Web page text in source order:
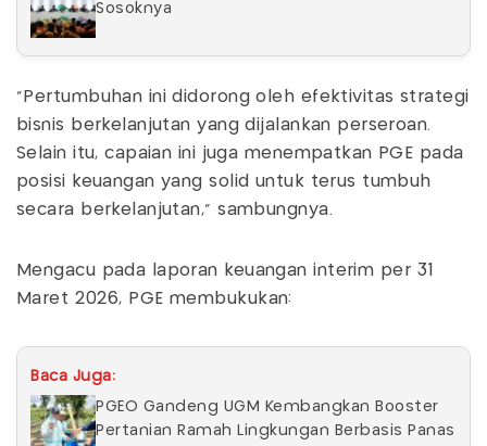
Sosoknya
“Pertumbuhan ini didorong oleh efektivitas strategi
bisnis berkelanjutan yang dijalankan perseroan.
Selain itu, capaian ini juga menempatkan PGE pada
posisi keuangan yang solid untuk terus tumbuh
secara berkelanjutan,” sambungnya.
Mengacu pada laporan keuangan interim per 31
Maret 2026, PGE membukukan:
Baca Juga:
PGEO Gandeng UGM Kembangkan Booster
Pertanian Ramah Lingkungan Berbasis Panas